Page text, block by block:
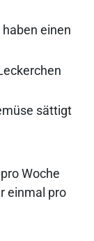
einen
sättigt
Woche
einmal pro